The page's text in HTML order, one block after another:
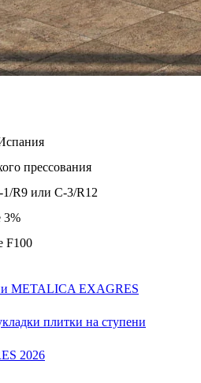
прессования
1/R9 или C-3/R12
3%
F100
METALICA EXAGRES
плитки на ступени
2026